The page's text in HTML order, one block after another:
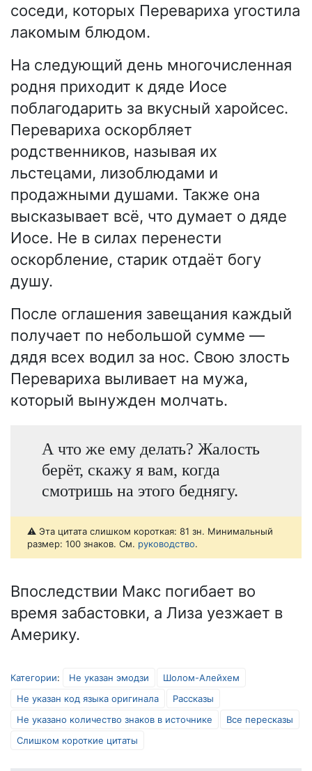
соседи, которых Перевариха угостила
лакомым блюдом.
На следующий день многочисленная
родня приходит к дяде Иосе
поблагодарить за вкусный харойсес.
Перевариха оскорбляет
родственников, называя их
льстецами, лизоблюдами и
продажными душами. Также она
высказывает всё, что думает о дяде
Иосе. Не в силах перенести
оскорбление, старик отдаёт богу
душу.
После оглашения завещания каждый
получает по небольшой сумме —
дядя всех водил за нос. Свою злость
Перевариха выливает на мужа,
который вынужден молчать.
А что же ему делать? Жалость
берёт, скажу я вам, когда
смотришь на этого беднягу.
⚠️ Эта цитата слишком короткая: 81 зн. Минимальный
размер: 100 знаков. См. руководство.
Впоследствии Макс погибает во
время забастовки, а Лиза уезжает в
Америку.
Категории: Не указан эмодзи
Шолом-Алейхем
Не указан код языка оригинала
Рассказы
Не указано количество знаков в источнике
Все пересказы
Слишком короткие цитаты